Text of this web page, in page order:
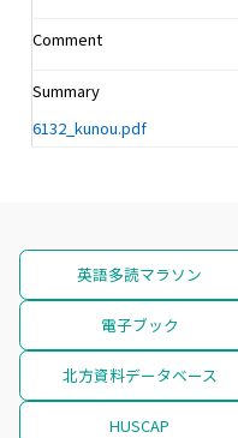
Comment
Summary
6132_kunou.pdf
英語多読マラソン
電子ブック
北方資料データベース
HUSCAP